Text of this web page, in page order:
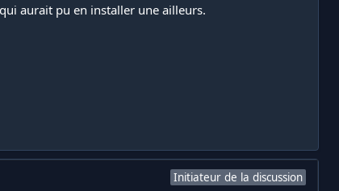
aurait pu en installer une ailleurs.
Initiateur de la discussion